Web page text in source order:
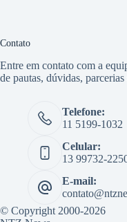
Contato
Entre em contato com a
de pautas, dúvidas,
Telefone:
11 5199-1032
Celular:
13 99732-
E-mail:
© Copyright 2000-2026